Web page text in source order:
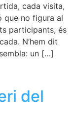
cada visita,
que no figura al
participants, és
N’hem dit
un […]
del